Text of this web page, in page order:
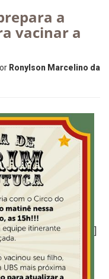
a
vacinar a
Ronylson Marcelino da